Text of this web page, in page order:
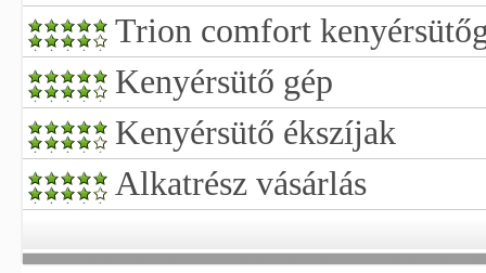
Trion comfort
Kenyérsütő gép
Kenyérsütő ékszíjak
Alkatrész vásárlás